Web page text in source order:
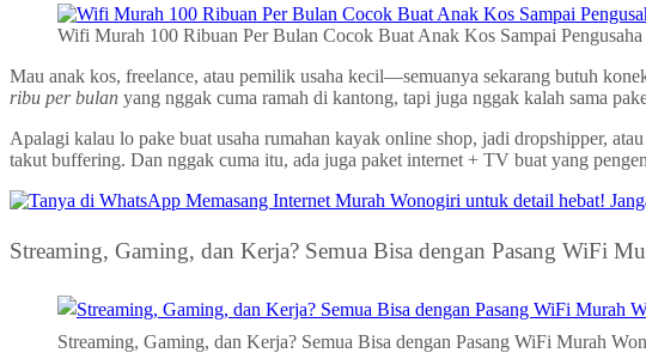
Wifi Murah 100 Ribuan Per Bulan Cocok Buat Anak Kos Sampai
Mau anak kos, freelance, atau pemilik usaha kecil—semuanya sekarang butuh
ribu per bulan yang nggak cuma ramah di kantong, tapi juga nggak kalah sama
Apalagi kalau lo pake buat usaha rumahan kayak online shop, jadi dropshipper,
takut buffering. Dan nggak cuma itu, ada juga paket internet + TV buat yang
Streaming, Gaming, dan Kerja? Semua Bisa dengan Pasang WiFi
Streaming, Gaming, dan Kerja? Semua Bisa dengan Pasang WiFi Murah